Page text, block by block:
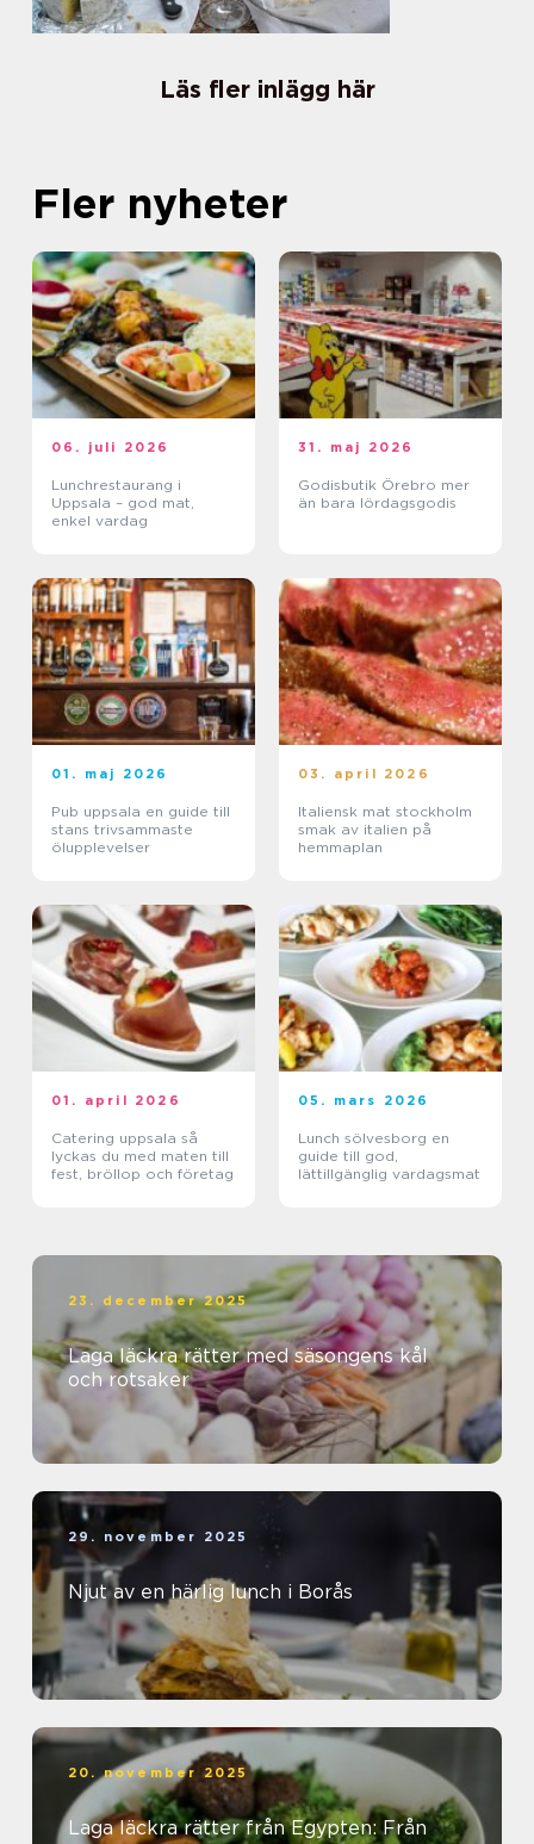
Läs fler inlägg här
Fler nyheter
06. juli 2026
Lunchrestaurang i
Uppsala – god mat,
enkel vardag
31. maj 2026
Godisbutik Örebro mer
än bara lördagsgodis
01. maj 2026
Pub uppsala en guide till
stans trivsammaste
ölupplevelser
03. april 2026
Italiensk mat stockholm
smak av italien på
hemmaplan
01. april 2026
Catering uppsala så
lyckas du med maten till
fest, bröllop och företag
05. mars 2026
Lunch sölvesborg en
guide till god,
lättillgänglig vardagsmat
23. december 2025
Laga läckra rätter med säsongens kål
och rotsaker
29. november 2025
Njut av en härlig lunch i Borås
20. november 2025
Laga läckra rätter från Egypten: Från